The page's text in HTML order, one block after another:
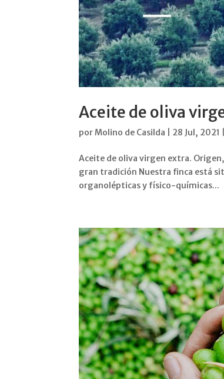
Aceite de oliva
porMolino de Casilda 28 Jul, 2021
Aceite de oliva virgen extra.
gran tradición Nuestra finca está
organolépticas y físico-químicas...